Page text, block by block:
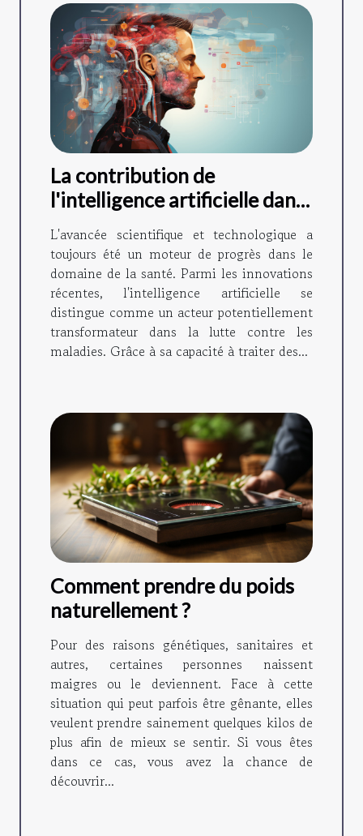
La contribution de
l'intelligence artificielle dans
la lutte contre les maladies
L'avancée scientifique et technologique a
toujours été un moteur de progrès dans le
domaine de la santé. Parmi les innovations
récentes, l'intelligence artificielle se
distingue comme un acteur potentiellement
transformateur dans la lutte contre les
maladies. Grâce à sa capacité à traiter des...
Comment prendre du poids
naturellement ?
Pour des raisons génétiques, sanitaires et
autres, certaines personnes naissent
maigres ou le deviennent. Face à cette
situation qui peut parfois être gênante, elles
veulent prendre sainement quelques kilos de
plus afin de mieux se sentir. Si vous êtes
dans ce cas, vous avez la chance de
découvrir...